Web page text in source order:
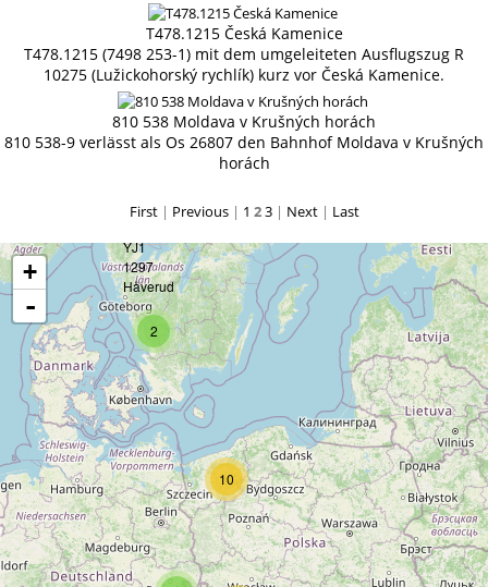
T478.1215 Česká Kamenice
T478.1215 (7498 253-1) mit dem umgeleiteten Ausflugszug R
10275 (Lužickohorský rychlík) kurz vor Česká Kamenice.
810 538 Moldava v Krušných horách
810 538-9 verlässt als Os 26807 den Bahnhof Moldava v Krušných
horách
First| Previous| 1 23 | Next | Last
2
10
+
-